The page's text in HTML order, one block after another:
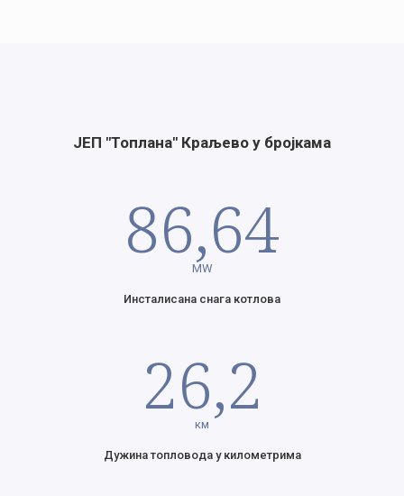
ЈЕП "Топлана" Краљево у бројкама
86,64
MW
Инсталисана снага котлова
26,2
км
Дужина топловода у километрима